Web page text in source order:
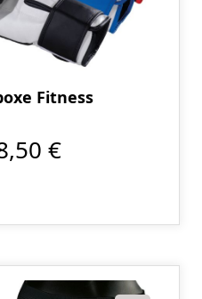
Fitness
€